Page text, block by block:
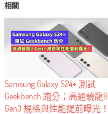
相關
Samsung Galaxy S24+ 測試
Geekbench 跑分；高通驍龍8
Gen3 規格與性能提前曝光！